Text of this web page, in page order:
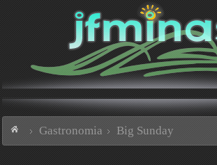
Gastronomia Big Sunday